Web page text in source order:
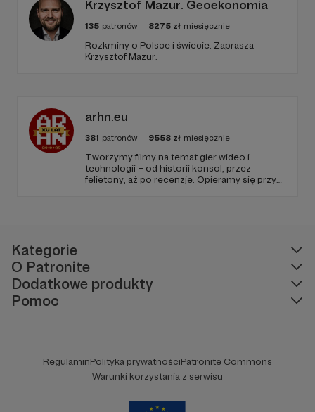
Krzysztof Mazur. Geoekonomia
135 patronów 8275 zł miesięcznie
Rozkminy o Polsce i świecie. Zaprasza
Krzysztof Mazur.
arhn.eu
381 patronów 9558 zł miesięcznie
Tworzymy filmy na temat gier wideo i
technologii – od historii konsol, przez
felietony, aż po recenzje. Opieramy się przy
Kategorie
O Patronite
Dodatkowe produkty
Pomoc
RegulaminPolityka prywatnościPatronite Commons
Warunki korzystania z serwisu